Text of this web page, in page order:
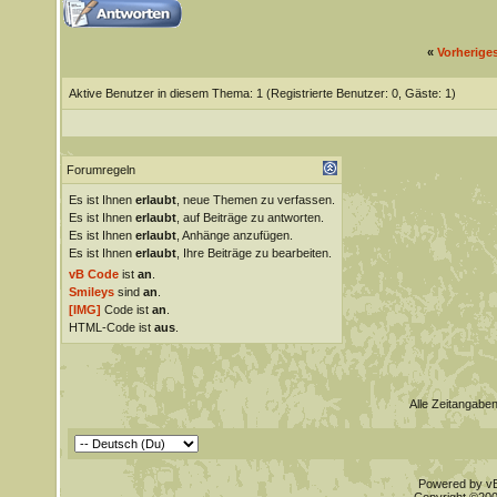
«
Aktive Benutzer in diesem Thema: 1 (Registrierte Benutzer: 0, Gäste: 1)
Forumregeln
Es ist Ihnen erlaubt, neue Themen zu verfassen.
Es ist Ihnen erlaubt, auf Beiträge zu antworten.
Es ist Ihnen erlaubt, Anhänge anzufügen.
Es ist Ihnen erlaubt, Ihre Beiträge zu bearbeiten.
vB Codeist an
Smileyssind an
[IMG] Code ist an
HTML-Code ist aus.
Alle
Powered by